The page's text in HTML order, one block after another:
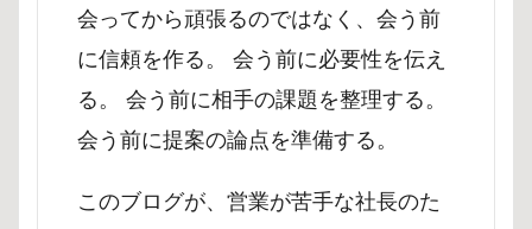
会ってから頑張るのではなく、会う前
に信頼を作る。 会う前に必要性を伝え
る。 会う前に相手の課題を整理する。
会う前に提案の論点を準備する。
このブログが、営業が苦手な社長のた